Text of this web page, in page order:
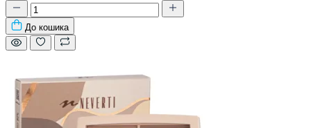
До кошика